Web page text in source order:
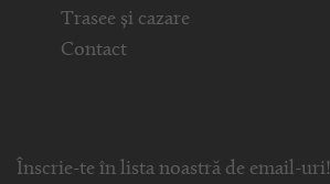
Trasee și cazare
Contact
Înscrie-te în lista noastră de email-uri!